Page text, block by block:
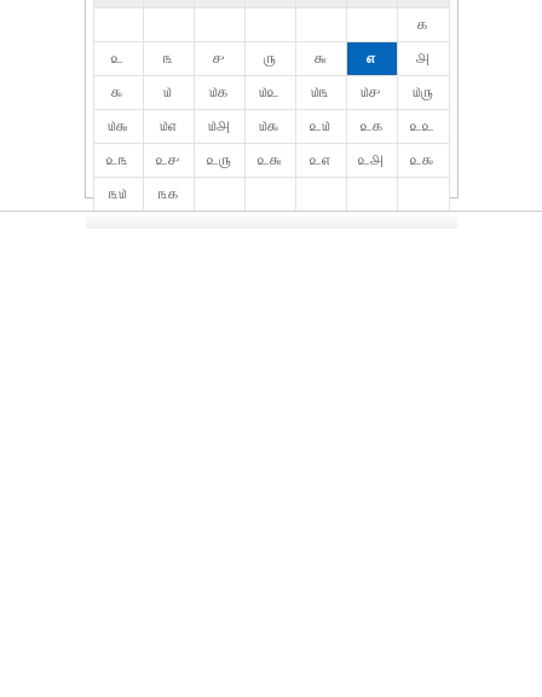
௧
௨
௩ ௪ ௫ ௬ ௭
௮
௯
௰ ௰௧ ௰௨ ௰௩ ௰௪
௰௫
௰௬
௰௭ ௰௮ ௰௯ ௨௰ ௨௧
௨௨
௨௩
௨௪ ௨௫ ௨௬ ௨௭ ௨௮
௨௯
௩௰
௩௧